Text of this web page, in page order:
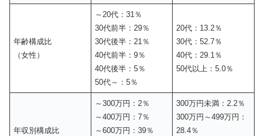
年齢構成比
（女性）
～20代：31％
30代前半：29％
30代後半：21％
40代前半：9％
40代後半：5％
50代～：5％
20代：13.2％
30代：52.7％
40代：29.1％
50代以上：5.0％
年収別構成比
～300万円：2％
～400万円：7％
～600万円：39％
300万円未満：2.2％
300万円～499万円：
28.4％